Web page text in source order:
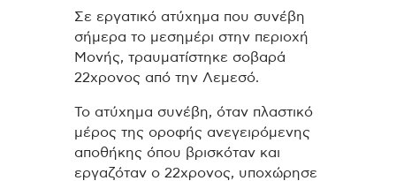
Σε εργατικό ατύχημα που συνέβη
σήμερα το μεσημέρι στην περιοχή
Μονής, τραυματίστηκε σοβαρά
22χρονος από την Λεμεσό.
Το ατύχημα συνέβη, όταν πλαστικό
μέρος της οροφής ανεγειρόμενης
αποθήκης όπου βρισκόταν και
εργαζόταν ο 22χρονος, υποχώρησε